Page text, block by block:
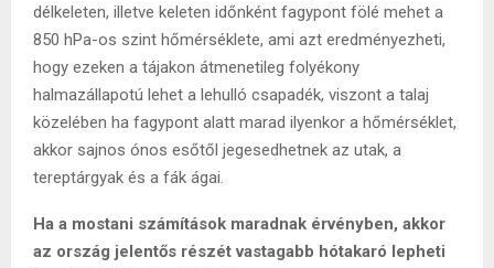
délkeleten, illetve keleten időnként fagypont fölé mehet a
850 hPa-os szint hőmérséklete, ami azt eredményezheti,
hogy ezeken a tájakon átmenetileg folyékony
halmazállapotú lehet a lehulló csapadék, viszont a talaj
közelében ha fagypont alatt marad ilyenkor a hőmérséklet,
akkor sajnos ónos esőtől jegesedhetnek az utak, a
tereptárgyak és a fák ágai.
Ha a mostani számítások maradnak érvényben, akkor
az ország jelentős részét vastagabb hótakaró lepheti